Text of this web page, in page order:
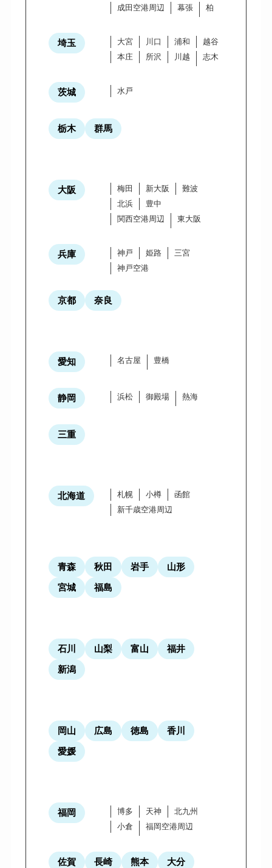
成田空港周辺
幕張 柏
埼玉 大宮 川口 浦和
越谷
本庄
所沢 川越 志木
茨城 水戸
栃木 群馬
大阪 梅田 新大阪
難波
北浜
豊中
関西空港周辺
東大阪
兵庫 神戸 姫路
三宮
神戸空港
京都 奈良
愛知 名古屋 豊橋
静岡 浜松 御殿場 熱海
三重
北海道 札幌 小樽
函館
新千歳空港周辺
青森 秋田 岩手
山形
宮城
福島
石川 山梨 富山
福井
新潟
岡山 広島 徳島
香川
愛媛
福岡 博多 天神
北九州
小倉
福岡空港周辺
佐賀 長崎 熊本 大分